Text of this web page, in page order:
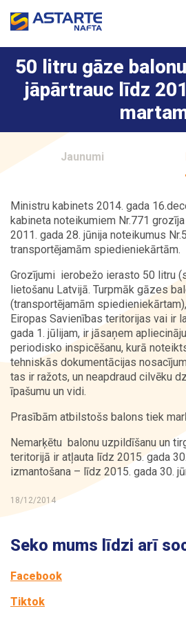
Akcijas
Uzpildes stacijas
Pakalpojumi
Vairumtirdzniecība
Kontakti
50 litru gāze
jāpārtrauc līdz
Jaunumi
Ministru kabinets 2014. gada
kabineta noteikumiem Nr.771
2011. gada 28. jūnija noteikumus
transportējamām spiedieniekārtām.
Grozījumi ierobežo ierasto 50 litru
lietošanu Latvijā. Turpmāk gāzes
(transportējamām
Eiropas Savienības teritorijas vai ir
gada 1. jūlijam, ir jāsaņem
periodisko inspicēšanu, kurā
tehniskās dokumentācijas
tas ir ražots, un neapdraud cilvēku
īpašumu un vidi.
Prasībām atbilstošs balons tiek
Nemarķētu balonu uzpildīšanu un
teritorijā ir atļauta līdz 2015. gada
izmantošana – līdz 2015. gada 30.
18/12/2014
Seko mums līdzi arī
Facebook
Tiktok